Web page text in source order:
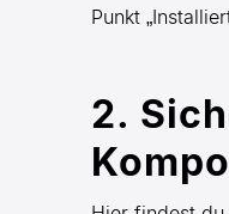
Punkt
2.